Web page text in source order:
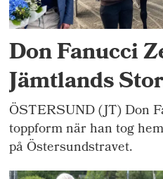
Don Fanucci
Jämtlands
ÖSTERSUND (JT) Don
toppform när han tog
på Östersundstravet.